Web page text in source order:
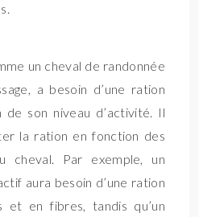
un cheval de randonnée
a besoin d’une ration
son niveau d’activité. Il
la ration en fonction des
cheval. Par exemple, un
aura besoin d’une ration
et en fibres, tandis qu’un